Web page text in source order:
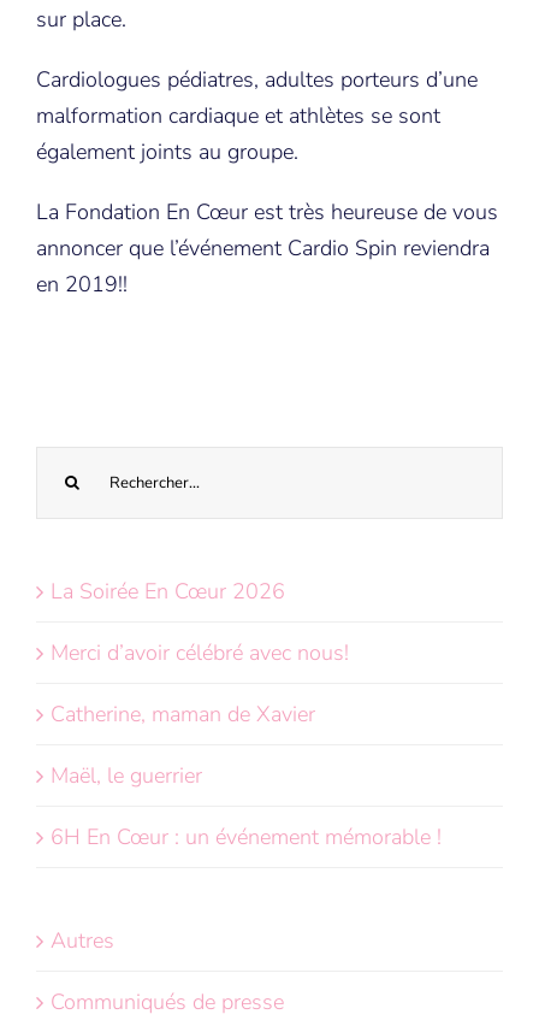
sur place.
Cardiologues pédiatres, adultes porteurs d’une
malformation cardiaque et athlètes se sont
également joints au groupe.
La Fondation En Cœur est très heureuse de vous
annoncer que l’événement Cardio Spin reviendra
en 2019!!
:
La Soirée En Cœur 2026
Merci d’avoir célébré avec nous!
Catherine, maman de Xavier
Maël, le guerrier
6H En Cœur : un événement mémorable !
Autres
Communiqués de presse